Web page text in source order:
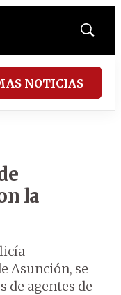
Mostrar
NOTICIAS
la
Asunción, se
de agentes de